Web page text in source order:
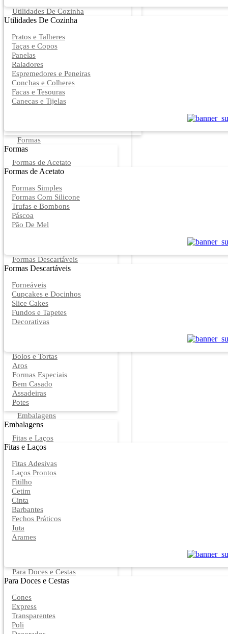
Utilidades De Cozinha
Utilidades De Cozinha
Pratos e Talheres
Taças e Copos
Panelas
Raladores
Espremedores e Peneiras
Conchas e Colheres
Facas e Tesouras
Canecas e Tijelas
Formas
Formas
Formas de Acetato
Formas de Acetato
Formas Simples
Formas Com Silicone
Trufas e Bombons
Páscoa
Pão De Mel
Formas Descartáveis
Formas Descartáveis
Forneáveis
Cupcakes e Docinhos
Slice Cakes
Fundos e Tapetes
Decorativas
Bolos e Tortas
Aros
Formas Especiais
Bem Casado
Assadeiras
Potes
Embalagens
Embalagens
Fitas e Laços
Fitas e Laços
Fitas Adesivas
Laços Prontos
Fitilho
Cetim
Cinta
Barbantes
Fechos Práticos
Juta
Arames
Para Doces e Cestas
Para Doces e Cestas
Cones
Express
Transparentes
Poli